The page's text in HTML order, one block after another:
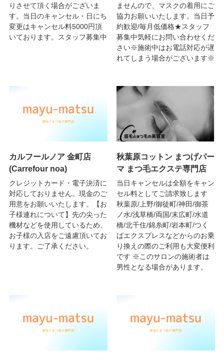
りさせて頂く場合がございま
す。当日のキャンセル・日にち
変更はキャンセル料5000円頂
いております。スタッフ募集中
ませんので、マスクの着用にご
協力お願いいたします。当日予
約歓迎/毎月低価格★スタッフ
募集中気軽にお問い合わせくだ
さい※施術中はお電話対応が遅
れてしまう場合がございます※
カルフールノア 金町店
(Carrefour noa)
クレジットカード・電子決済に
対応しておりません。現金のご
用意をお願いいたします。【お
子様連れについて】先の尖った
機材などを使用しているため、
お子様の入店をご遠慮頂いてお
ります。ご了承ください。
秋葉原コットン まつげパー
マ まつ毛エクステ専門店
当日キャンセルは全額をキャン
セル料としてご請求致します
秋葉原/上野/御徒町/神田/御茶
ノ水/浅草橋/両国/末広町/水道
橋/北千住/錦糸町/岩本町/つく
ばエクスプレスなどからのお乗
り換えの際のご利用も大変便利
です ※このサロンの施術者は
男性となる場合があります。